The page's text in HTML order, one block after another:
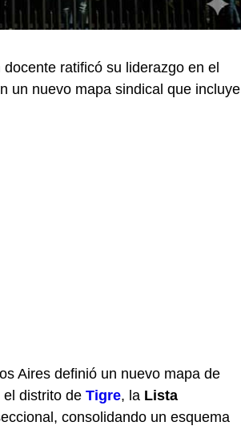
ratificó su liderazgo en el
un nuevo mapa sindical que incluye
Aires definió un nuevo mapa de
distrito de Tigre, la Lista
consolidando un esquema